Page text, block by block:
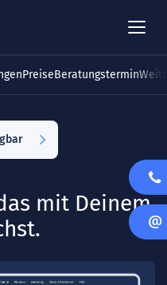
PreiseBeratungstermin
mit Deinem